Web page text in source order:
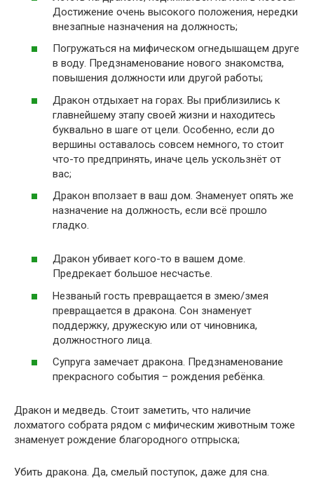
Достижение очень высокого положения, нередки
внезапные назначения на должность;
Погружаться на мифическом огнедышащем друге
в воду. Предзнаменование нового знакомства,
повышения должности или другой работы;
Дракон отдыхает на горах. Вы приблизились к
главнейшему этапу своей жизни и находитесь
буквально в шаге от цели. Особенно, если до
вершины оставалось совсем немного, то стоит
что-то предпринять, иначе цель ускользнёт от
вас;
Дракон вползает в ваш дом. Знаменует опять же
назначение на должность, если всё прошло
гладко.
Дракон убивает кого-то в вашем доме.
Предрекает большое несчастье.
Незваный гость превращается в змею/змея
превращается в дракона. Сон знаменует
поддержку, дружескую или от чиновника,
должностного лица.
Супруга замечает дракона. Предзнаменование
прекрасного события – рождения ребёнка.
Дракон и медведь. Стоит заметить, что наличие
лохматого собрата рядом с мифическим животным тоже
знаменует рождение благородного отпрыска;
Убить дракона. Да, смелый поступок, даже для сна.